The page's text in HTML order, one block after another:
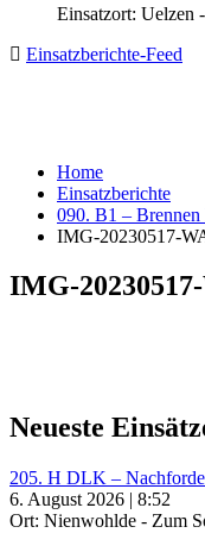
Einsatzort: Uelzen
Einsatzberichte-Feed
Home
Einsatzberichte
090. B1 – Brennen
IMG-20230517-
IMG-
Neueste
205. H DLK –
6. August 2026 | 8:52
Ort: Nienwohlde - Zum